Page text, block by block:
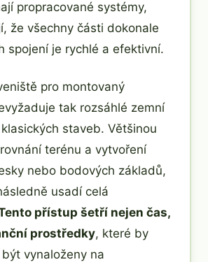
propracované systémy,
že všechny části dokonale
spojení je rychlé a efektivní.
pro montovaný
tak rozsáhlé zemní
staveb. Většinou
terénu a vytvoření
nebo bodových základů,
usadí celá
přístup šetří nejen čas,
prostředky, které by
vynaloženy na